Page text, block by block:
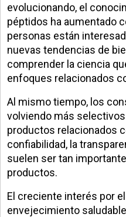
evolucionando, el
péptidos ha aumentado
personas están
nuevas tendencias de
comprender la ciencia
enfoques relacionados
Al mismo tiempo, los
volviendo más
productos relacionados
confiabilidad, la
suelen ser tan
productos.
El creciente interés por
envejecimiento